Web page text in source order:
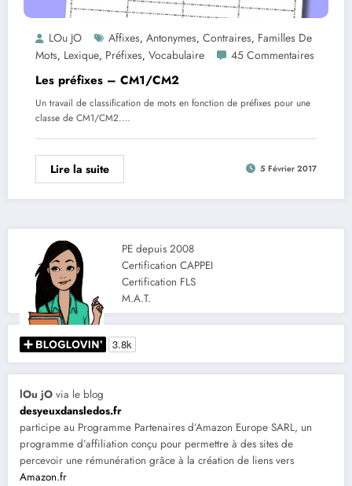
LOu JO Affixes, Antonymes, Contraires, Familles De
Mots, Lexique, Préfixes, Vocabulaire 45 Commentaires
Les préfixes – CM1/CM2
Un travail de classification de mots en fonction de préfixes pour une
classe de CM1/CM2.…
Lire la suite 5 Février 2017
PE depuis 2008
Certification CAPPEI
Certification FLS
M.A.T.
lOu jO via le blog
desyeuxdansledos.fr
participe au Programme Partenaires d’Amazon Europe SARL, un
programme d’affiliation conçu pour permettre à des sites de
percevoir une rémunération grâce à la création de liens vers
Amazon.fr